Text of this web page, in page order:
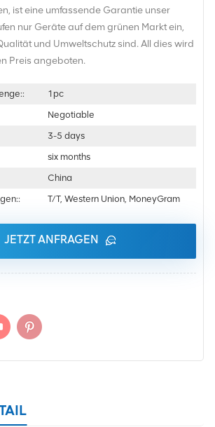
ist eine umfassende Garantie unser
nur Geräte auf dem grünen Markt ein,
und Umweltschutz sind. All dies wird
Preis angeboten.
1pc
Negotiable
3-5 days
six months
China
T/T, Western Union, MoneyGram
JETZT ANFRAGEN